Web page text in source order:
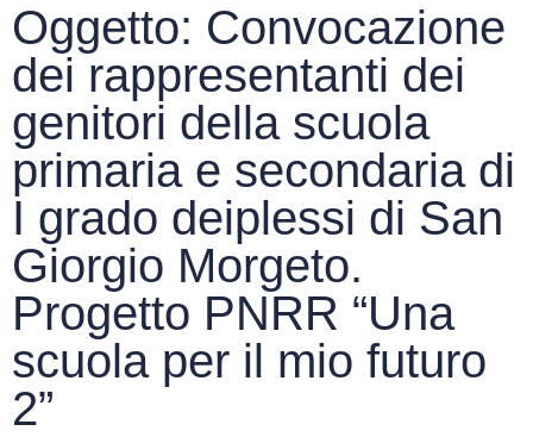
Oggetto: Convocazione
dei rappresentanti dei
genitori della scuola
primaria e secondaria di
I grado deiplessi di San
Giorgio Morgeto.
Progetto PNRR “Una
scuola per il mio futuro
2”